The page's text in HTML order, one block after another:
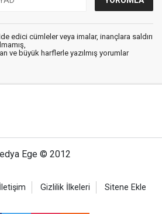
edici cümleler veya imalar, inançlara saldırı
ve büyük harflerle yazılmış yorumlar
Ege © 2012
İletişim Gizlilik İlkeleri Sitene Ekle